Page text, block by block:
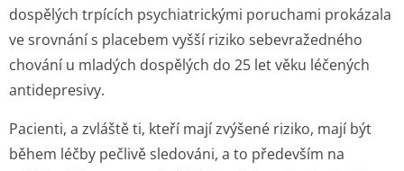
dospělých trpících psychiatrickými poruchami prokázala
ve srovnání s placebem vyšší riziko sebevražedného
chování u mladých dospělých do 25 let věku léčených
antidepresivy.
Pacienti, a zvláště ti, kteří mají zvýšené riziko, mají být
během léčby pečlivě sledováni, a to především na